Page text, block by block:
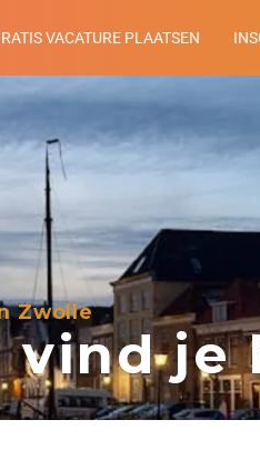
VACATURE PLAATSEN
Zwolle
vind je